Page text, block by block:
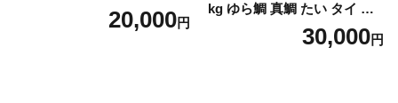
20,000円
kg ゆら鯛 真鯛 たい タイ 鯛
塩釜焼き 塩釜 魚 魚介類 海鮮
祝い事 お祝い ハレの日 食品
30,000円